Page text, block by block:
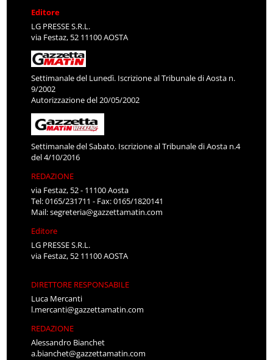
Editore
LG PRESSE S.R.L.
via Festaz, 52 11100 AOSTA
Settimanale del Lunedì. Iscrizione al Tribunale di Aosta n.
9/2002
Autorizzazione del 20/05/2002
Settimanale del Sabato. Iscrizione al Tribunale di Aosta n.4
del 4/10/2016
REDAZIONE
via Festaz, 52 - 11100 Aosta
Tel: 0165/231711 - Fax: 0165/1820141
Mail:segreteria@gazzettamatin.com
Editore
LG PRESSE S.R.L.
via Festaz, 52 11100 AOSTA
DIRETTORE RESPONSABILE
Luca Mercanti
l.mercanti@gazzettamatin.com
REDAZIONE
Alessandro Bianchet
a.bianchet@gazzettamatin.com